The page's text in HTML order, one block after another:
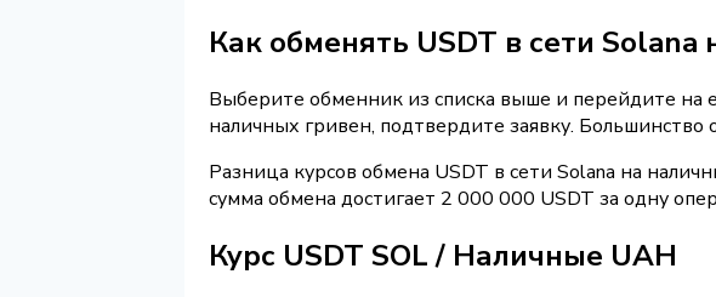
Как обменять USDT в сети
Выберите обменник из списка выше и перейдите на
наличных гривен, подтвердите заявку.
Разница курсов обмена USDT в сети Solana на
сумма обмена достигает 2 000 000 USDT за одну
Курс USDT SOL / Наличные UAH